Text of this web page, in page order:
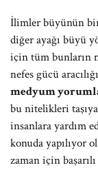
İlimler büyünün
diğer ayağı büyü
için tüm bunların
nefes gücü
medyum
bu nitelikleri
insanlara yardım
konuda yapılıyor
zaman için